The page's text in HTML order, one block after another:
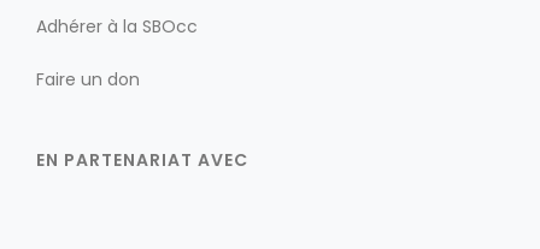
Adhérer à la SBOcc
Faire un don
EN PARTENARIAT AVEC